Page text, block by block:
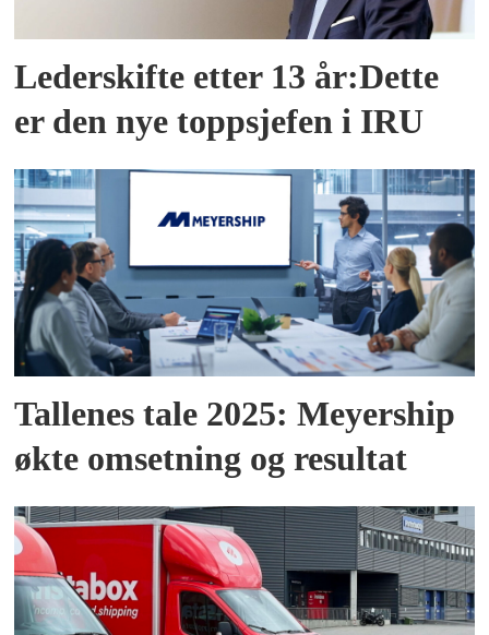
Lederskifte etter 13 år:Dette
er den nye toppsjefen i IRU
Tallenes tale 2025: Meyership
økte omsetning og resultat